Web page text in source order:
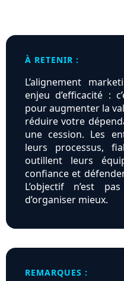
À RETENIR :
L’alignement
enjeu d’efficacité :
pour augmenter la
réduire votre
une cession. Les
leurs processus,
outillent leurs
confiance et
L’objectif n’est
d’organiser mieux.
REMARQUES :